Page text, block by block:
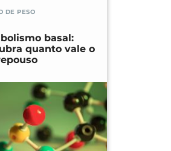
DE PESO
basal:
quanto vale o